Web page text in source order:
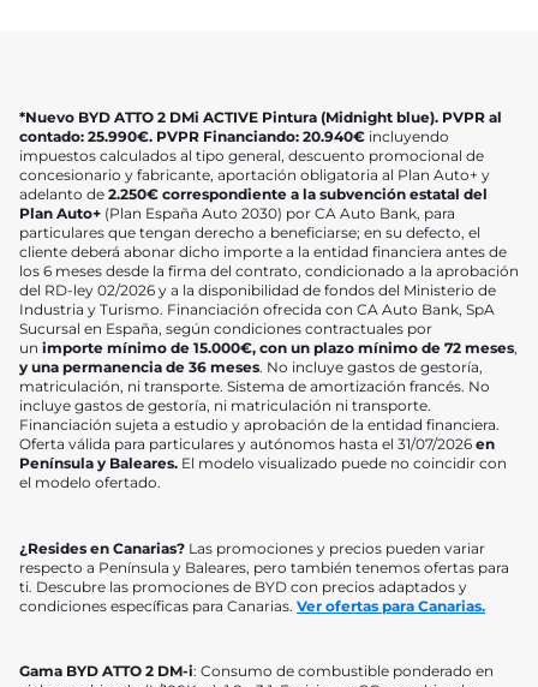
*Nuevo BYD ATTO 2 DMi ACTIVE Pintura (Midnight blue). PVPR al
contado: 25.990€. PVPR Financiando: 20.940€ incluyendo
impuestos calculados al tipo general, descuento promocional de
concesionario y fabricante, aportación obligatoria al Plan Auto+ y
adelanto de 2.250€ correspondiente a la subvención estatal del
Plan Auto+ (Plan España Auto 2030) por CA Auto Bank, para
particulares que tengan derecho a beneficiarse; en su defecto, el
cliente deberá abonar dicho importe a la entidad financiera antes de
los 6 meses desde la firma del contrato, condicionado a la aprobación
del RD-ley 02/2026 y a la disponibilidad de fondos del Ministerio de
Industria y Turismo. Financiación ofrecida con CA Auto Bank, SpA
Sucursal en España, según condiciones contractuales por
un importe mínimo de 15.000€, con un plazo mínimo de 72 meses,
y una permanencia de 36 meses. No incluye gastos de gestoría,
matriculación, ni transporte. Sistema de amortización francés. No
incluye gastos de gestoría, ni matriculación ni transporte.
Financiación sujeta a estudio y aprobación de la entidad financiera.
Oferta válida para particulares y autónomos hasta el 31/07/2026 en
Península y Baleares. El modelo visualizado puede no coincidir con
el modelo ofertado.
¿Resides en Canarias? Las promociones y precios pueden variar
respecto a Península y Baleares, pero también tenemos ofertas para
ti. Descubre las promociones de BYD con precios adaptados y
condiciones específicas para Canarias. Ver ofertas para Canarias.
Gama BYD ATTO 2 DM-i: Consumo de combustible ponderado en